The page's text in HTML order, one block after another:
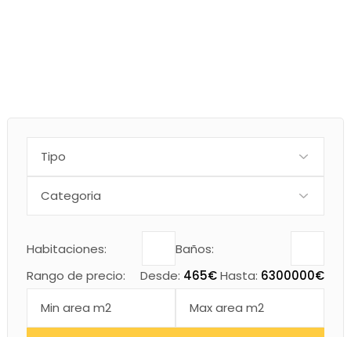
Habitaciones:
Baños:
Rango de precio:
Desde: 465€Hasta: 6300000€